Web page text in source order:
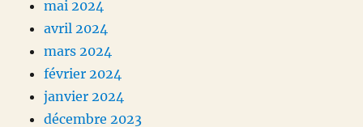
mai 2024
avril 2024
mars 2024
février 2024
janvier 2024
décembre 2023